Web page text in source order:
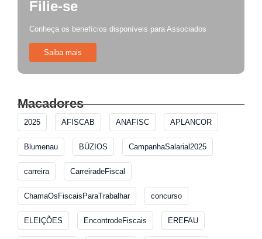
Filie-se
Conheça os benefícios disponíveis para Associados
Saiba mais
Macadores
2025 AFISCAB ANAFISC APLANCOR
Blumenau BÚZIOS CampanhaSalarial2025
carreira CarreiradeFiscal
ChamaOsFiscaisParaTrabalhar concurso
ELEIÇÕES EncontrodeFiscais EREFAU